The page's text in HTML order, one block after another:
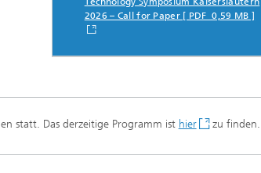
2026 – Call for Paper [ PDF 0,59 MB ]
statt. Das derzeitige Programm ist hier zu finden.